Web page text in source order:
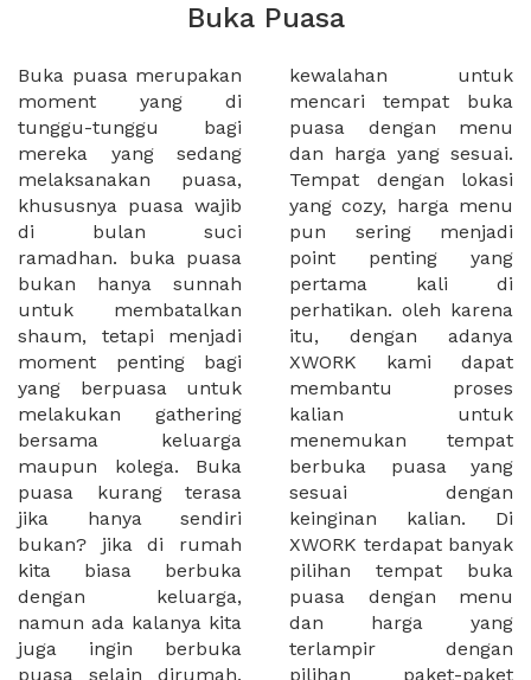
Buka Puasa
Buka puasa merupakan
moment yang di
tunggu-tunggu bagi
mereka yang sedang
melaksanakan puasa,
khususnya puasa wajib
di bulan suci
ramadhan. buka puasa
bukan hanya sunnah
untuk membatalkan
shaum, tetapi menjadi
moment penting bagi
yang berpuasa untuk
melakukan gathering
bersama keluarga
maupun kolega. Buka
puasa kurang terasa
jika hanya sendiri
bukan? jika di rumah
kita biasa berbuka
dengan keluarga,
namun ada kalanya kita
juga ingin berbuka
puasa selain dirumah.
kewalahan untuk
mencari tempat buka
puasa dengan menu
dan harga yang sesuai.
Tempat dengan lokasi
yang cozy, harga menu
pun sering menjadi
point penting yang
pertama kali di
perhatikan. oleh karena
itu, dengan adanya
XWORK kami dapat
membantu proses
kalian untuk
menemukan tempat
berbuka puasa yang
sesuai dengan
keinginan kalian. Di
XWORK terdapat banyak
pilihan tempat buka
puasa dengan menu
dan harga yang
terlampir dengan
pilihan paket-paket